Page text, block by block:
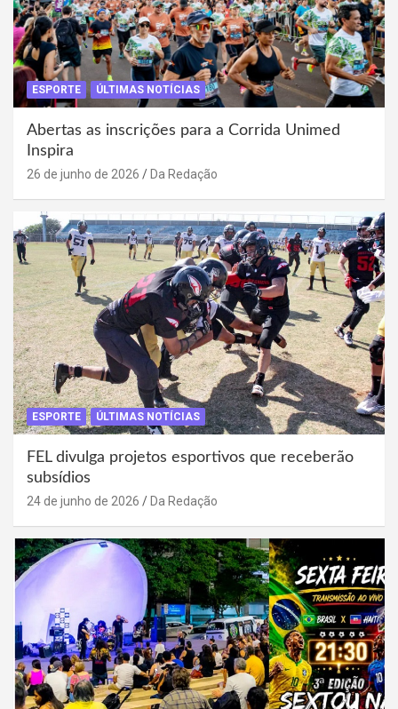
ESPORTE ÚLTIMAS NOTÍCIAS
Abertas as inscrições para a Corrida Unimed
Inspira
26 de junho de 2026 Da Redação
ESPORTE ÚLTIMAS NOTÍCIAS
FEL divulga projetos esportivos que receberão
subsídios
24 de junho de 2026 Da Redação